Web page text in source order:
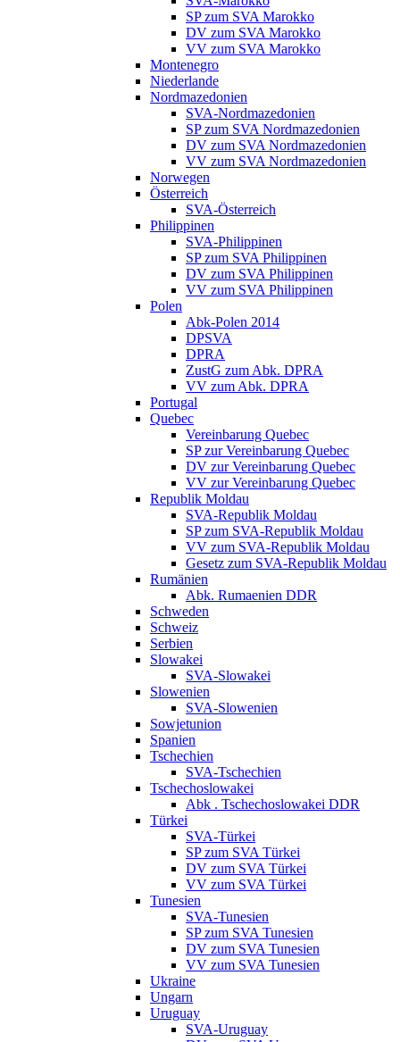
SP zum SVA Marokko
DV zum SVA Marokko
VV zum SVA Marokko
Montenegro
Niederlande
Nordmazedonien
SVA-Nordmazedonien
SP zum SVA Nordmazedonien
DV zum SVA Nordmazedonien
VV zum SVA Nordmazedonien
Norwegen
Österreich
SVA-Österreich
Philippinen
SVA-Philippinen
SP zum SVA Philippinen
DV zum SVA Philippinen
VV zum SVA Philippinen
Polen
Abk-Polen 2014
DPSVA
DPRA
ZustG zum Abk. DPRA
VV zum Abk. DPRA
Portugal
Quebec
Vereinbarung Quebec
SP zur Vereinbarung Quebec
DV zur Vereinbarung Quebec
VV zur Vereinbarung Quebec
Republik Moldau
SVA-Republik Moldau
SP zum SVA-Republik Moldau
VV zum SVA-Republik Moldau
Gesetz zum SVA-Republik Moldau
Rumänien
Abk. Rumaenien DDR
Schweden
Schweiz
Serbien
Slowakei
SVA-Slowakei
Slowenien
SVA-Slowenien
Sowjetunion
Spanien
Tschechien
SVA-Tschechien
Tschechoslowakei
Abk . Tschechoslowakei DDR
Türkei
SVA-Türkei
SP zum SVA Türkei
DV zum SVA Türkei
VV zum SVA Türkei
Tunesien
SVA-Tunesien
SP zum SVA Tunesien
DV zum SVA Tunesien
VV zum SVA Tunesien
Ukraine
Ungarn
Uruguay
SVA-Uruguay